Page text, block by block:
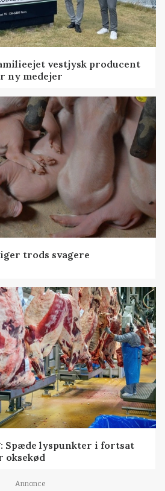
vestjysk producent
ny medejer
trods svagere
lyspunkter i fortsat
oksekød
Annonce